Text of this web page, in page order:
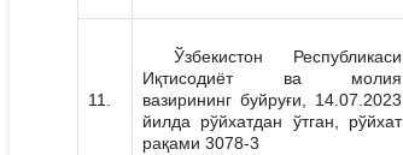
11.
Ўзбекистон Республикаси
Иқтисодиёт ва молия
вазирининг буйруғи, 14.07.2023
йилда рўйхатдан ўтган, рўйхат
рақами 3078-3